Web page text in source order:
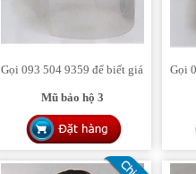
Gọi 093 504 9359 để biết giá
Mũ bảo hộ 3
Gọi